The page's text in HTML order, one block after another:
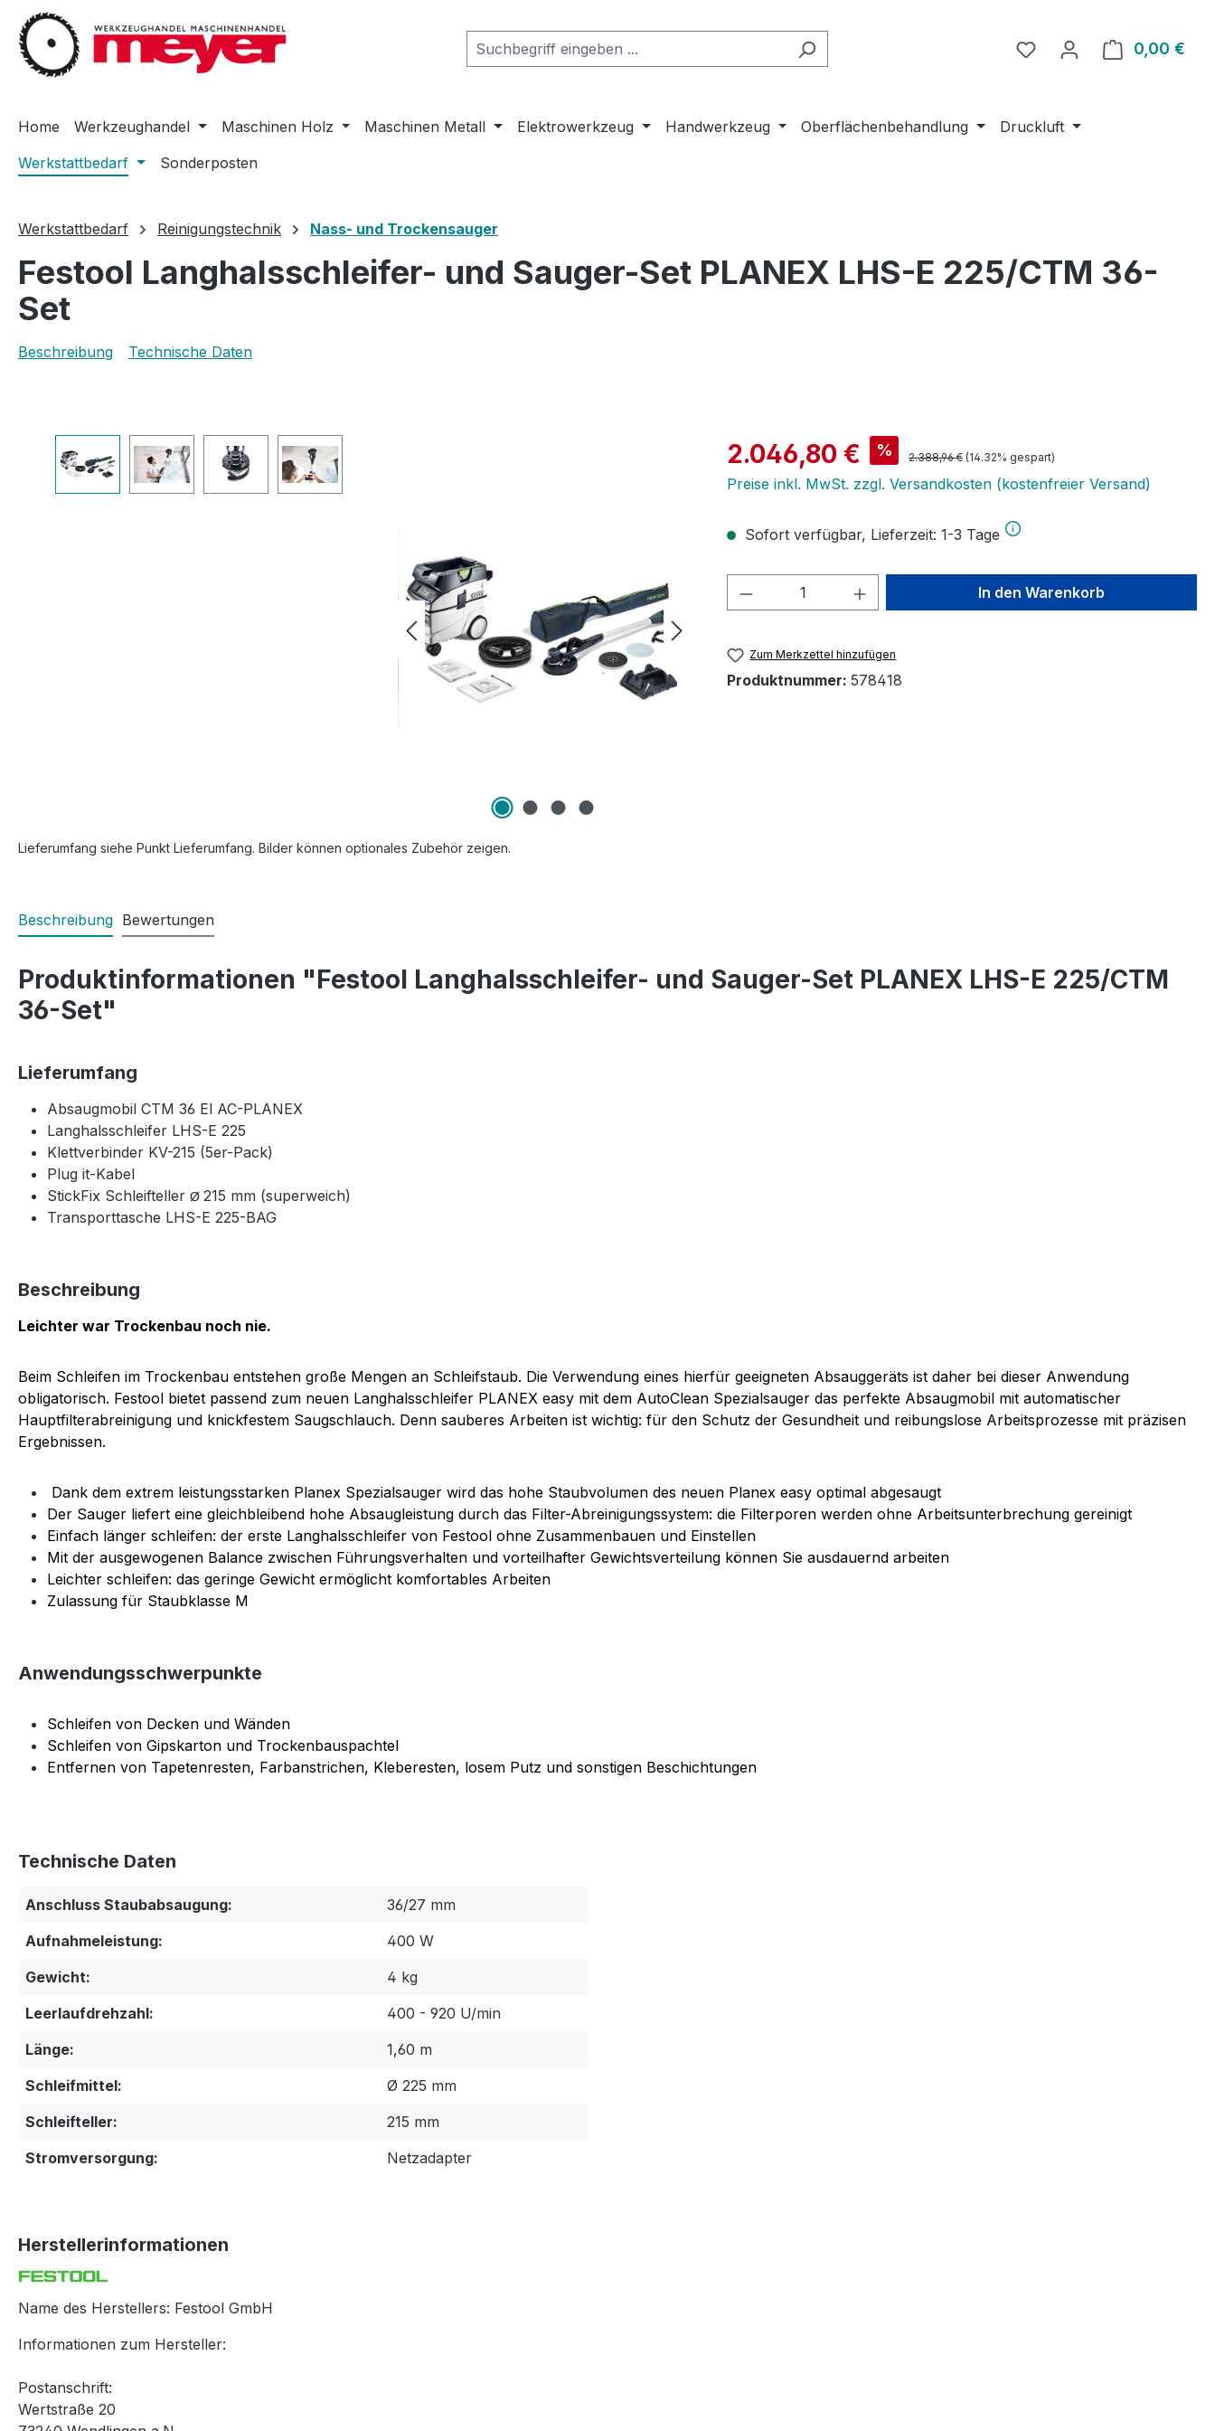
Hauptinhalt springen
Zur Suche springen
Zur Hauptnavigation springen
Du hast 0 Produkte auf
0,00 €
Home Werkzeughandel Maschinen Holz Maschinen Metall Elektrowerkzeug Handwerkzeug Oberflächenbehandlung
Druckluft
Werkstattbedarf
Sonderposten
Werkstattbedarf Reinigungstechnik Nass- und Trockensauger
Festool Langhalsschleifer- und Sauger-Set PLANEX LHS-E 225/CTM 36-
Set
Beschreibung Technische Daten
Lieferumfang siehe Punkt Lieferumfang. Bilder können optionales Zubehör zeigen.
Verkaufspreis:
2.046,80 € % Regulärer Preis:
2.388,96 € (14.32% gespart)
Preise inkl. MwSt. zzgl. Versandkosten (kostenfreier Versand)
Sofort verfügbar, Lieferzeit: 1-3 Tage
Produkt Anzahl: Gib den gewünschten Wert
In den Warenkorb
Zum Merkzettel hinzufügen
Produktnummer: 578418
Beschreibung Bewertungen
Produktinformationen "Festool Langhalsschleifer- und Sauger-Set PLANEX LHS-E 225/CTM
36-Set"
Lieferumfang
Absaugmobil CTM 36 El AC-PLANEX
Langhalsschleifer LHS-E 225
Klettverbinder KV-215 (5er-Pack)
Plug it-Kabel
StickFix Schleifteller Ø 215 mm (superweich)
Transporttasche LHS-E 225-BAG
Beschreibung
Leichter war Trockenbau noch nie.
Beim Schleifen im Trockenbau entstehen große Mengen an Schleifstaub. Die Verwendung eines hierfür geeigneten Absauggeräts ist daher bei dieser Anwendung
obligatorisch. Festool bietet passend zum neuen Langhalsschleifer PLANEX easy mit dem AutoClean Spezialsauger das perfekte Absaugmobil mit automatischer
Hauptfilterabreinigung und knickfestem Saugschlauch. Denn sauberes Arbeiten ist wichtig: für den Schutz der Gesundheit und reibungslose Arbeitsprozesse mit präzisen
Ergebnissen.
Dank dem extrem leistungsstarken Planex Spezialsauger wird das hohe Staubvolumen des neuen Planex easy optimal abgesaugt
Der Sauger liefert eine gleichbleibend hohe Absaugleistung durch das Filter-Abreinigungssystem: die Filterporen werden ohne Arbeitsunterbrechung gereinigt
Einfach länger schleifen: der erste Langhalsschleifer von Festool ohne Zusammenbauen und Einstellen
Mit der ausgewogenen Balance zwischen Führungsverhalten und vorteilhafter Gewichtsverteilung können Sie ausdauernd arbeiten
Leichter schleifen: das geringe Gewicht ermöglicht komfortables Arbeiten
Zulassung für Staubklasse M
Anwendungsschwerpunkte
Schleifen von Decken und Wänden
Schleifen von Gipskarton und Trockenbauspachtel
Entfernen von Tapetenresten, Farbanstrichen, Kleberesten, losem Putz und sonstigen Beschichtungen
Technische Daten
Anschluss Staubabsaugung:
36/27 mm
Aufnahmeleistung:
400 W
Gewicht:
4 kg
Leerlaufdrehzahl:
400 - 920 U/min
Länge:
1,60 m
Schleifmittel:
Ø 225 mm
Schleifteller:
215 mm
Stromversorgung:
Netzadapter
Herstellerinformationen
Name des Herstellers: Festool GmbH
Informationen zum Hersteller:
Postanschrift:
Wertstraße 20